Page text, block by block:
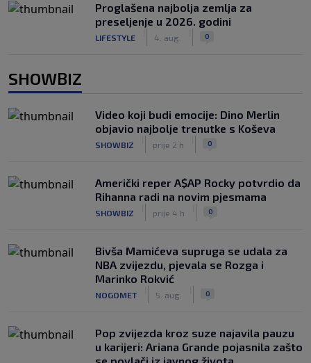
Proglašena najbolja zemlja za
preseljenje u 2026. godini
LIFESTYLE 4. aug. 0
SHOWBIZ
Video koji budi emocije: Dino Merlin
objavio najbolje trenutke s Koševa
SHOWBIZ prije 2 h 0
Američki reper A$AP Rocky potvrdio da
Rihanna radi na novim pjesmama
SHOWBIZ prije 4 h 0
Bivša Mamićeva supruga se udala za
NBA zvijezdu, pjevala se Rozga i
Marinko Rokvić
NOGOMET 5. aug. 0
Pop zvijezda kroz suze najavila pauzu
u karijeri: Ariana Grande pojasnila zašto